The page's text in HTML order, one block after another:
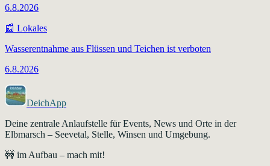
6.8.2026
📰 Lokales
Wasserentnahme aus Flüssen und Teichen ist verboten
6.8.2026
DeichApp
Deine zentrale Anlaufstelle für Events, News und Orte in der
Elbmarsch – Seevetal, Stelle, Winsen und Umgebung.
🚧 im Aufbau – mach mit!